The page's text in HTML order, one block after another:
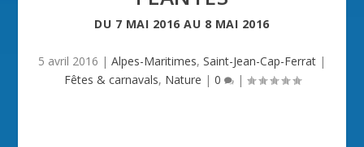
DU 7 MAI 2016 AU 8 MAI 2016
5 avril 2016 | Alpes-Maritimes, Saint-Jean-Cap-Ferrat |
Fêtes & carnavals, Nature | 0 |